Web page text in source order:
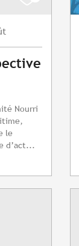
Nourri
le
d’act...